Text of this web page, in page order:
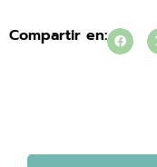
Compartir en: